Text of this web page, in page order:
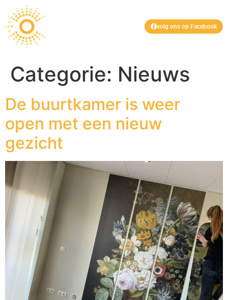
volg ons op Facebook
Categorie: Nieuws
De buurtkamer is weer
open met een nieuw
gezicht